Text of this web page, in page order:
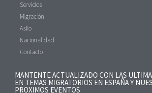
Servicios
Migración
Asilo
Nacionalidad
Contacto
MANTENTE ACTUALIZADO CON LAS
EN TEMAS MIGRATORIOS EN ESPAÑA Y
PROXIMOS EVENTOS